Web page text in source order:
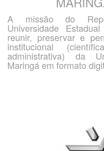
A missão do
Universidade
reunir, preservar e
institucional
administrativa) da
Maringá em formato